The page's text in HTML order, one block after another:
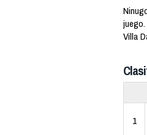
Villa
1